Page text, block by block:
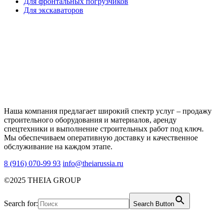
Для экскаваторов
Наша компания предлагает широкий спектр услуг – продажу
строительного оборудования и материалов, аренду
спецтехники и выполнение строительных работ под ключ.
Мы обеспечиваем оперативную доставку и качественное
обслуживание на каждом этапе.
8 (916) 070-99 93 info@theiarussia.ru
©2025 THEIA GROUP
Search for: Search Button